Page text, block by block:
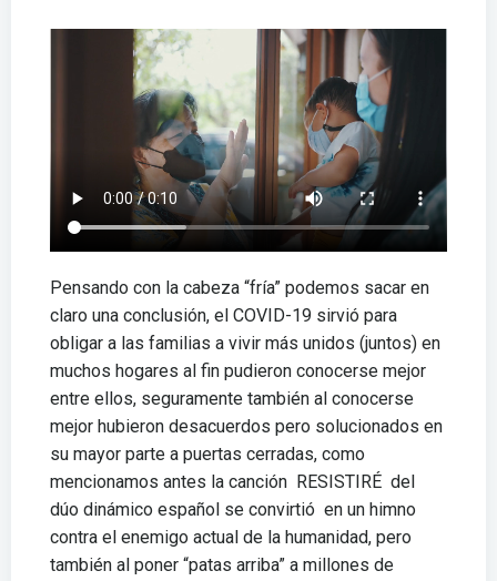
Pensando con la cabeza “fría” podemos sacar en
claro una conclusión, el COVID-19 sirvió para
obligar a las familias a vivir más unidos (juntos) en
muchos hogares al fin pudieron conocerse mejor
entre ellos, seguramente también al conocerse
mejor hubieron desacuerdos pero solucionados en
su mayor parte a puertas cerradas, como
mencionamos antes la canción RESISTIRÉ del
dúo dinámico español se convirtió en un himno
contra el enemigo actual de la humanidad, pero
también al poner “patas arriba” a millones de